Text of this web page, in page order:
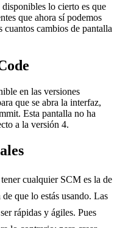
lo cierto es que
que ahora sí podemos
cambios de pantalla
en las versiones
que se abra la interfaz,
Esta pantalla no ha
a la versión 4.
cualquier SCM es la de
que lo estás usando. Las
rápidas y ágiles. Pues